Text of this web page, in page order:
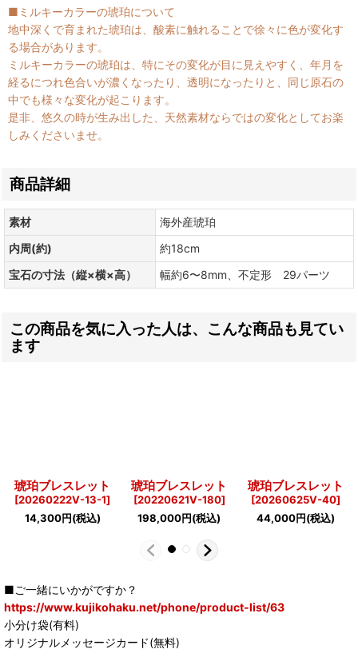
■ミルキーカラーの琥珀について
地中深くで育まれた琥珀は、酸素に触れることで徐々に色が変化す
る場合があります。
ミルキーカラーの琥珀は、特にその変化が目に見えやすく、年月を
経るにつれ色合いが濃くなったり、透明になったりと、同じ原石の
中でも様々な変化が起こります。
是非、悠久の時が生み出した、天然素材ならではの変化としてお楽
しみくださいませ。
商品詳細
素材
海外産琥珀
内周(約)
約18cm
宝石の寸法（縦×横×高）
幅約6〜8mm、不定形 29パーツ
この商品を気に入った人は、こんな商品も見てい
ます
琥珀ブレスレット
[20260222V-13-1]
14,300円(税込)
琥珀ブレスレット
[20220621V-180]
198,000円(税込)
琥珀ブレスレット
[20260625V-40]
44,000円(税込)
■ご一緒にいかがですか？
https://www.kujikohaku.net/phone/product-list/63
小分け袋(有料)
オリジナルメッセージカード(無料)